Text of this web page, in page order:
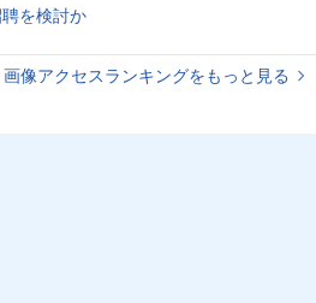
を検討か
画像アクセスランキングをもっと見る